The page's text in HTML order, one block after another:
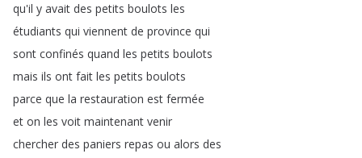
qu'il y avait des petits boulots les
étudiants qui viennent de province qui
sont confinés quand les petits boulots
mais ils ont fait les petits boulots
parce que la restauration est fermée
et on les voit maintenant venir
chercher des paniers repas ou alors des